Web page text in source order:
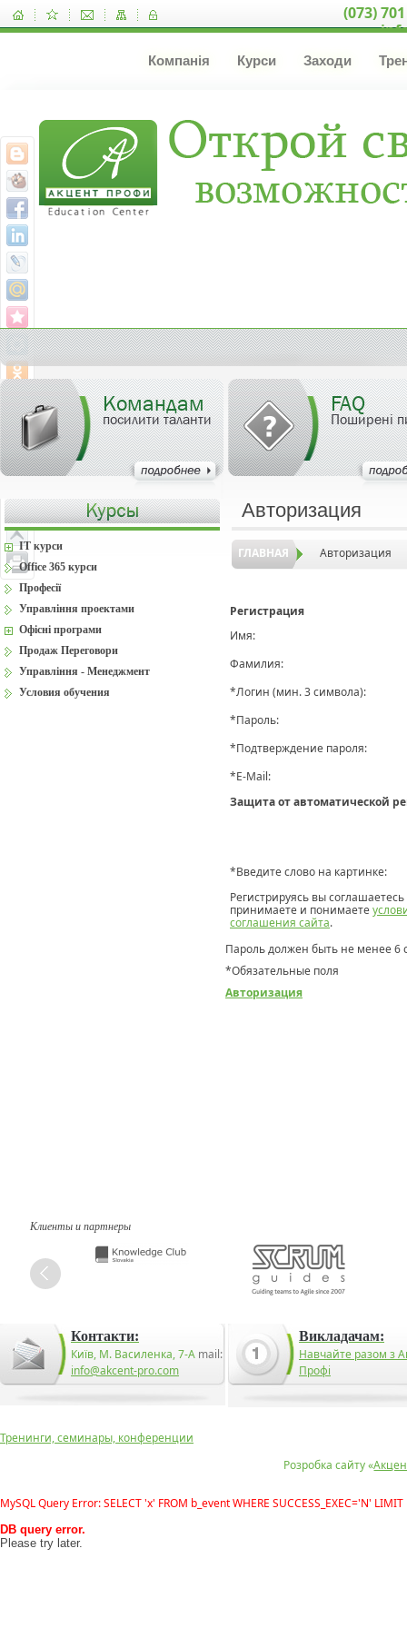
(073)
Компанія Курси Заходи
Командам
посилити таланти
FAQ
Поширені
Авторизация
ГЛАВНАЯ Авторизация
Регистрация
Имя:
Фамилия:
*Логин (мин. 3 символа):
*Пароль:
*Подтверждение пароля:
*E-Mail:
Защита от автоматической
*Введите слово на картинке:
Регистрируясь вы
принимаете и понимаете
соглашения сайта.
Пароль должен быть не менее 6
*Обязательные поля
Авторизация
IT курси
Office 365 курси
Професії
Управління проектами
Офісні програми
Продаж Переговори
Управління - Менеджмент
Условия обучения
Клиенты и партнеры
Контакти:
Київ, М. Василенка, 7-А mail:
info@akcent-pro.com
Викладачам:
Навчайте разом з
Профі
Розробка сайту «
Тренинги, семинары, конференции
MySQL Query Error: SELECT 'x' FROM b_event WHERE SUCCESS_EXEC='N' LIMIT
DB query error.
Please try later.